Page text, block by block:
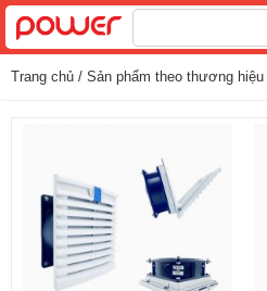
Tìm
kiếm
Trang chủ / Sản phẩm theo thương hiệu